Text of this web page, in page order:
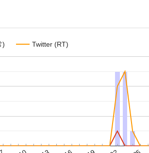
) Twitter (RT)